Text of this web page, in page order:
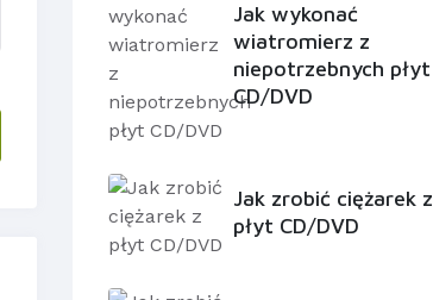
Jak wykonać
wiatromierz z
niepotrzebnych płyt
CD/DVD
Jak zrobić ciężarek z
płyt CD/DVD